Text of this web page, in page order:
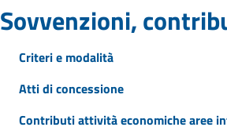
Sovvenzioni,
Criteri e modalità
Atti di concessione
Contributi attività economiche aree